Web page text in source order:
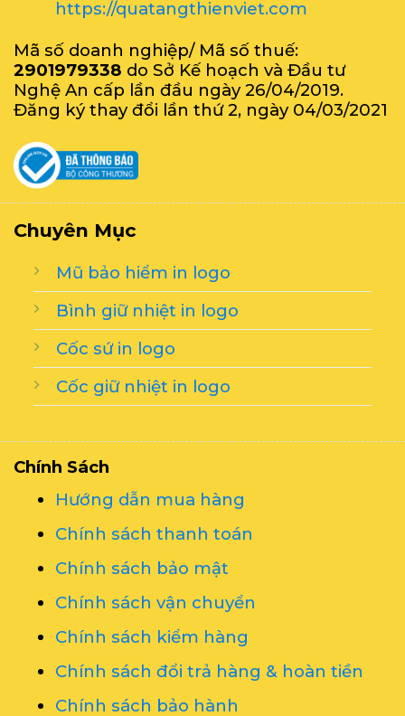
https://quatangthienviet.com
Mã số doanh nghiệp/ Mã số thuế:
2901979338 do Sở Kế hoạch và Đầu tư
Nghệ An cấp lần đầu ngày 26/04/2019.
Đăng ký thay đổi lần thứ 2, ngày 04/03/2021
Chuyên Mục
Mũ bảo hiểm in logo
Bình giữ nhiệt in logo
Cốc sứ in logo
Cốc giữ nhiệt in logo
Chính Sách
Hướng dẫn mua hàng
Chính sách thanh toán
Chính sách bảo mật
Chính sách vận chuyển
Chính sách kiểm hàng
Chính sách đổi trả hàng & hoàn tiền
Chính sách bảo hành